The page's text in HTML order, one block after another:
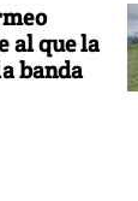
al que la
banda